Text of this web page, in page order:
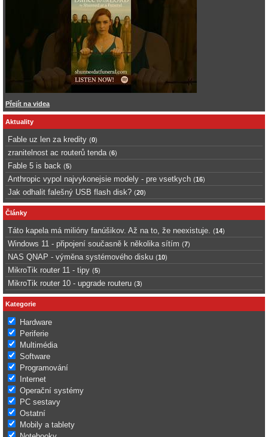
Přejít na videa
Aktuality
Fable uz len za kredity (0)
zranitelnost ac routerů tenda (6)
Fable 5 is back (5)
Anthropic vypol najvykonejsie modely - pre vsetkych (16)
Jak odhalit falešný USB flash disk? (20)
Články
Táto kapela má milióny fanúšikov. Až na to, že neexistuje. (14)
Windows 11 - připojení současně k několika sítím (7)
NAS QNAP - výměna systémového disku (10)
MikroTik router 11 - tipy (5)
MikroTik router 10 - upgrade routeru (3)
Kategorie
Hardware
Periferie
Multimédia
Software
Programování
Internet
Operační systémy
PC sestavy
Ostatní
Mobily a tablety